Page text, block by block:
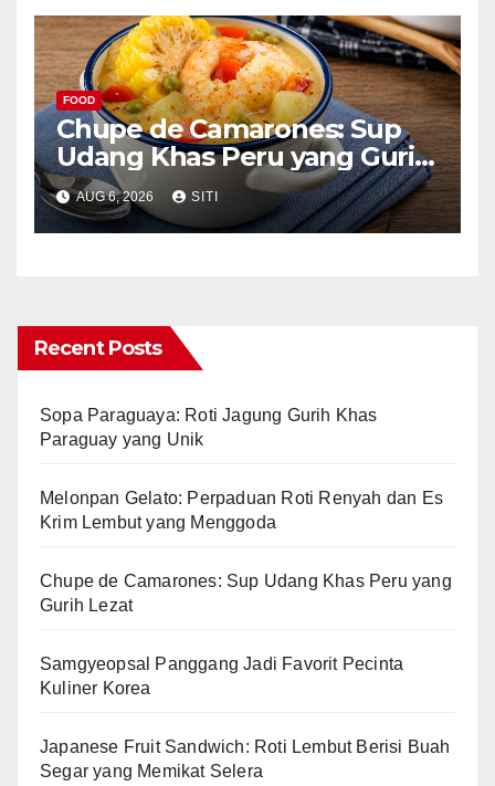
FOOD
Chupe de Camarones: Sup
Udang Khas Peru yang Gurih
Lezat
AUG 6, 2026 SITI
Recent Posts
Sopa Paraguaya: Roti Jagung Gurih Khas
Paraguay yang Unik
Melonpan Gelato: Perpaduan Roti Renyah dan Es
Krim Lembut yang Menggoda
Chupe de Camarones: Sup Udang Khas Peru yang
Gurih Lezat
Samgyeopsal Panggang Jadi Favorit Pecinta
Kuliner Korea
Japanese Fruit Sandwich: Roti Lembut Berisi Buah
Segar yang Memikat Selera